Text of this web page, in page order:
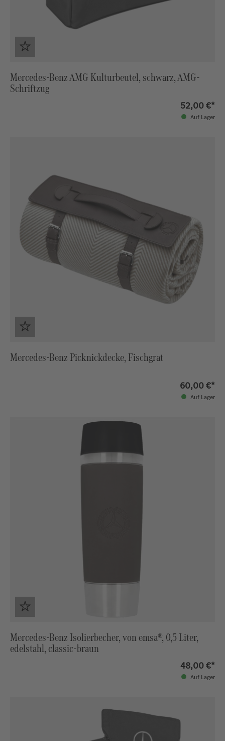
Mercedes-Benz AMG Kulturbeutel, schwarz, AMG-
Schriftzug
52,00 €*
Auf Lager
Mercedes-Benz Picknickdecke, Fischgrat
60,00 €*
Auf Lager
Mercedes-Benz Isolierbecher, von emsa®, 0,5 Liter,
edelstahl, classic-braun
48,00 €*
Auf Lager